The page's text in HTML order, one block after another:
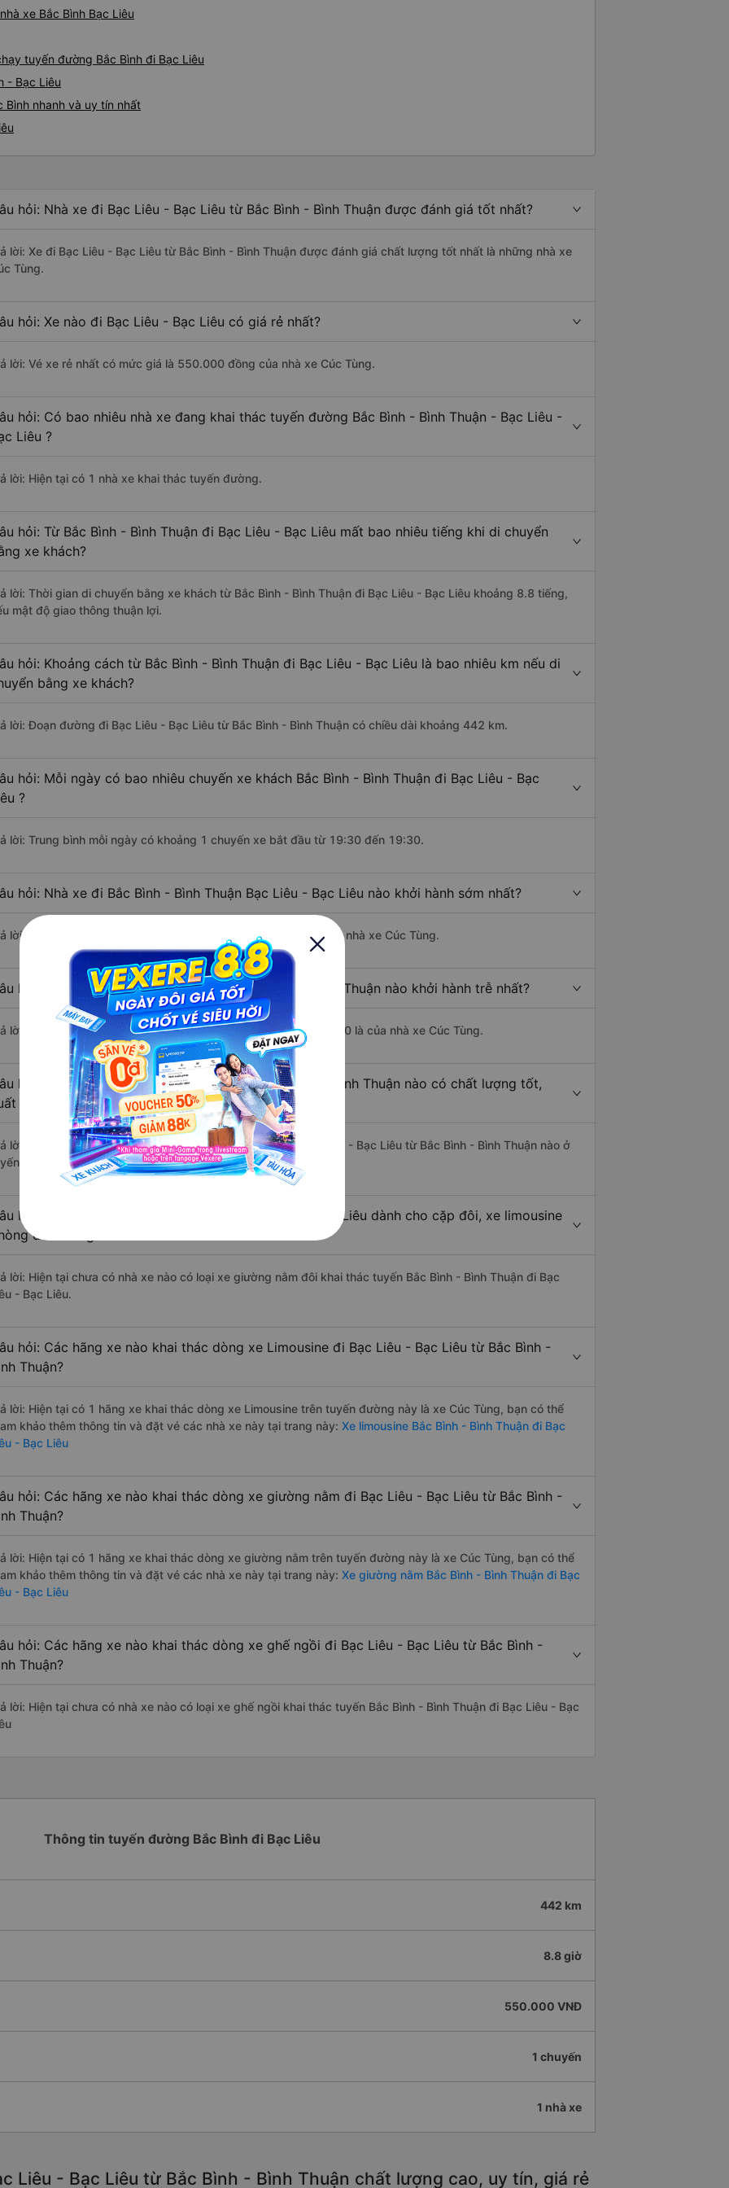
xe Bắc Bình Bạc Liêu
tuyến đường Bắc Bình đi Bạc Liêu
- Bạc Liêu
Bình nhanh và uy tín nhất
hỏi: Nhà xe đi Bạc Liêu - Bạc Liêu từ Bắc Bình - Bình Thuận được đánh giá tốt nhất?
lời: Xe đi Bạc Liêu - Bạc Liêu từ Bắc Bình - Bình Thuận được đánh giá chất lượng tốt nhất là những nhà xe
Tùng.
hỏi: Xe nào đi Bạc Liêu - Bạc Liêu có giá rẻ nhất?
lời: Vé xe rẻ nhất có mức giá là 550.000 đồng của nhà xe Cúc Tùng.
hỏi: Có bao nhiêu nhà xe đang khai thác tuyến đường Bắc Bình - Bình Thuận - Bạc Liêu -
Liêu ?
lời: Hiện tại có 1 nhà xe khai thác tuyến đường.
hỏi: Từ Bắc Bình - Bình Thuận đi Bạc Liêu - Bạc Liêu mất bao nhiêu tiếng khi di chuyển
xe khách?
lời: Thời gian di chuyển bằng xe khách từ Bắc Bình - Bình Thuận đi Bạc Liêu - Bạc Liêu khoảng 8.8 tiếng,
mật độ giao thông thuận lợi.
hỏi: Khoảng cách từ Bắc Bình - Bình Thuận đi Bạc Liêu - Bạc Liêu là bao nhiêu km nếu di
bằng xe khách?
lời: Đoạn đường đi Bạc Liêu - Bạc Liêu từ Bắc Bình - Bình Thuận có chiều dài khoảng 442 km.
hỏi: Mỗi ngày có bao nhiêu chuyến xe khách Bắc Bình - Bình Thuận đi Bạc Liêu - Bạc
?
lời: Trung bình mỗi ngày có khoảng 1 chuyến xe bắt đầu từ 19:30 đến 19:30.
hỏi: Nhà xe đi Bắc Bình - Bình Thuận Bạc Liêu - Bạc Liêu nào khởi hành sớm nhất?
lời: Chuyến xe có giờ xuất phát sớm nhất vào lúc 19:30 là của nhà xe Cúc Tùng.
hỏi: Nhà xe đi Bạc Liêu - Bạc Liêu từ Bắc Bình - Bình Thuận nào khởi hành trễ nhất?
lời: Chuyến xe có giờ xuất phát trễ (muộn) nhất là vào lúc 19:30 là của nhà xe Cúc Tùng.
hỏi: Review xe đi Bạc Liêu - Bạc Liêu từ Bắc Bình - Bình Thuận nào có chất lượng tốt,
sắc, cao cấp nhất?
lời: Tạm thời chưa đủ review để đánh giá có nhà xe đi Bạc Liêu - Bạc Liêu từ Bắc Bình - Bình Thuận nào ở
đường này có chất lượng xuất sắc.
hỏi: Có loại xe Bắc Bình - Bình Thuận Bạc Liêu - Bạc Liêu dành cho cặp đôi, xe limousine
đôi không?
lời: Hiện tại chưa có nhà xe nào có loại xe giường nằm đôi khai thác tuyến Bắc Bình - Bình Thuận đi Bạc
- Bạc Liêu.
hỏi: Các hãng xe nào khai thác dòng xe Limousine đi Bạc Liêu - Bạc Liêu từ Bắc Bình -
Thuận?
lời: Hiện tại có 1 hãng xe khai thác dòng xe Limousine trên tuyến đường này là xe Cúc Tùng, bạn có thể
khảo thêm thông tin và đặt vé các nhà xe này tại trang này: Xe limousine Bắc Bình - Bình Thuận đi Bạc
- Bạc Liêu
hỏi: Các hãng xe nào khai thác dòng xe giường nằm đi Bạc Liêu - Bạc Liêu từ Bắc Bình -
Thuận?
lời: Hiện tại có 1 hãng xe khai thác dòng xe giường nằm trên tuyến đường này là xe Cúc Tùng, bạn có thể
khảo thêm thông tin và đặt vé các nhà xe này tại trang này: Xe giường nằm Bắc Bình - Bình Thuận đi Bạc
- Bạc Liêu
hỏi: Các hãng xe nào khai thác dòng xe ghế ngồi đi Bạc Liêu - Bạc Liêu từ Bắc Bình -
Thuận?
lời: Hiện tại chưa có nhà xe nào có loại xe ghế ngồi khai thác tuyến Bắc Bình - Bình Thuận đi Bạc Liêu - Bạc
Thông tin tuyến đường Bắc Bình đi Bạc Liêu
442 km
8.8 giờ
550.000 VNĐ
1 chuyến
1 nhà xe
Liêu - Bạc Liêu từ Bắc Bình - Bình Thuận chất lượng cao, uy tín, giá rẻ